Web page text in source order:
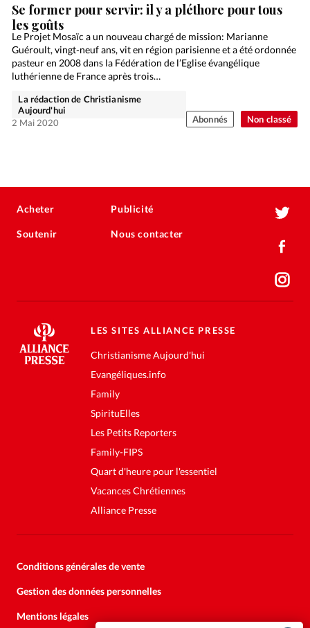
Non classé
Se former pour servir: il y a pléthore pour tous
les goûts
Le Projet Mosaïc a un nouveau chargé de mission: Marianne
Guéroult, vingt-neuf ans, vit en région parisienne et a été ordonnée
pasteur en 2008 dans la Fédération de l’Eglise évangélique
luthérienne de France après trois…
La rédaction de Christianisme
Aujourd'hui
2 Mai 2020
Abonnés
Acheter
Soutenir
Publicité
Nous contacter
LES SITES ALLIANCE PRESSE
Christianisme Aujourd'hui
Evangéliques.info
Family
SpirituElles
Les Petits Reporters
Family-FIPS
Quart d'heure pour l'essentiel
Vacances Chrétiennes
Alliance Presse
Conditions générales de vente
Gestion des données personnelles
Mentions légales